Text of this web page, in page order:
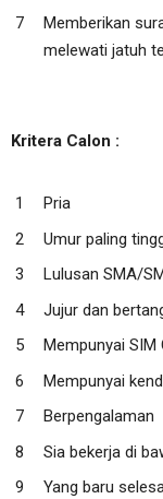
Memberikan
melewati jatuh
Kritera Calon :
Pria
Umur paling
Lulusan SMA/
Jujur dan
Mempunyai SIM
Mempunyai
Berpengalaman
Sia bekerja di
Yang baru